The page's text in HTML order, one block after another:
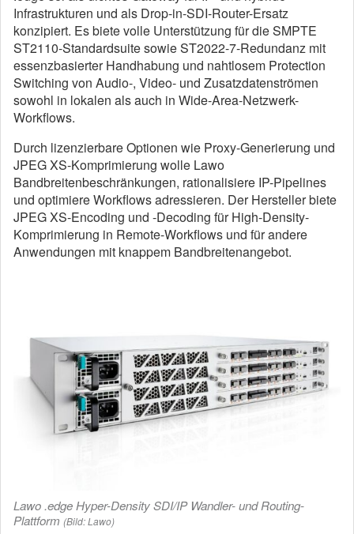
Infrastrukturen und als Drop-in-SDI-Router-Ersatz
konzipiert. Es biete volle Unterstützung für die SMPTE
ST2110-Standardsuite sowie ST2022-7-Redundanz mit
essenzbasierter Handhabung und nahtlosem Protection
Switching von Audio-, Video- und Zusatzdatenströmen
sowohl in lokalen als auch in Wide-Area-Netzwerk-
Workflows.
Durch lizenzierbare Optionen wie Proxy-Generierung und
JPEG XS-Komprimierung wolle Lawo
Bandbreitenbeschränkungen, rationalisiere IP-Pipelines
und optimiere Workflows adressieren. Der Hersteller biete
JPEG XS-Encoding und -Decoding für High-Density-
Komprimierung in Remote-Workflows und für andere
Anwendungen mit knappem Bandbreitenangebot.
Lawo .edge Hyper-Density SDI/IP Wandler- und Routing-
Plattform (Bild: Lawo)